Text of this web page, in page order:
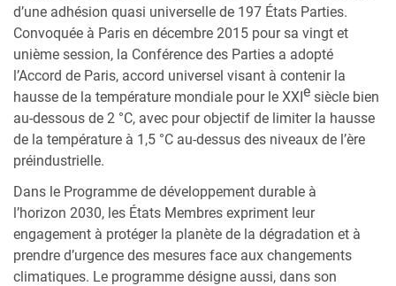
d’une adhésion quasi universelle de 197 États Parties.
Convoquée à Paris en décembre 2015 pour sa vingt et
unième session, la Conférence des Parties a adopté
l’Accord de Paris, accord universel visant à contenir la
hausse de la température mondiale pour le XXIe siècle bien
au-dessous de 2 °C, avec pour objectif de limiter la hausse
de la température à 1,5 °C au-dessus des niveaux de l’ère
préindustrielle.
Dans le Programme de développement durable à
l’horizon 2030, les États Membres expriment leur
engagement à protéger la planète de la dégradation et à
prendre d’urgence des mesures face aux changements
climatiques. Le programme désigne aussi, dans son